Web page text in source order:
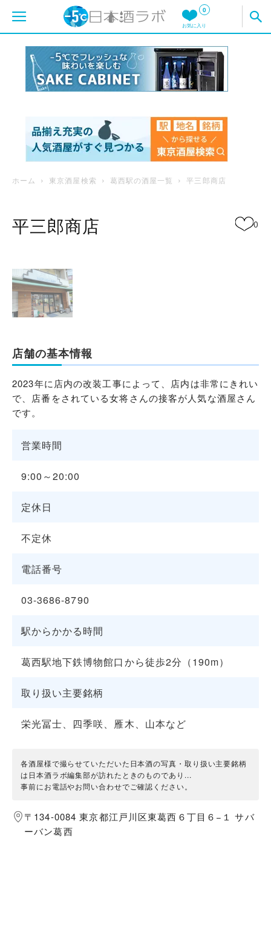
0
お気に入り
ホーム 東京酒屋検索 葛西駅の酒屋一覧 平三郎商店
平三郎商店 0
店舗の基本情報
2023年に店内の改装工事によって、店内は非常にきれい
で、店番をされている女将さんの接客が人気な酒屋さん
です。
営業時間
9:00～20:00
定休日
不定休
電話番号
03-3686-8790
駅からかかる時間
葛西駅地下鉄博物館口から徒歩2分（190m）
取り扱い主要銘柄
栄光冨士、四季咲、雁木、山本など
各酒屋様で撮らせていただいた日本酒の写真・取り扱い主要銘柄
は日本酒ラボ編集部が訪れたときのものであり...
事前にお電話やお問い合わせでご確認ください。
〒134-0084 東京都江戸川区東葛西６丁目６−１ サバ
ーバン葛西